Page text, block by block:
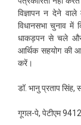
विज्ञापन न देने
विधानसभा चुनाव में
धाकड़पन से चले और
आर्थिक सहयोग की
करें।
डॉ. भानु प्रताप सिंह,
गूगल-पे, पेटीएम